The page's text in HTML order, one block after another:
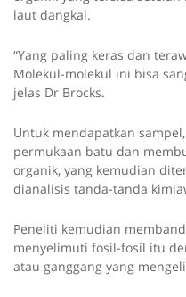
laut dangkal.
“Yang paling keras dan
Molekul-molekul ini bisa
jelas Dr Brocks.
Untuk mendapatkan
permukaan batu dan
organik, yang kemudian
dianalisis tanda-tanda
Peneliti kemudian
menyelimuti fosil-fosil itu
atau ganggang yang